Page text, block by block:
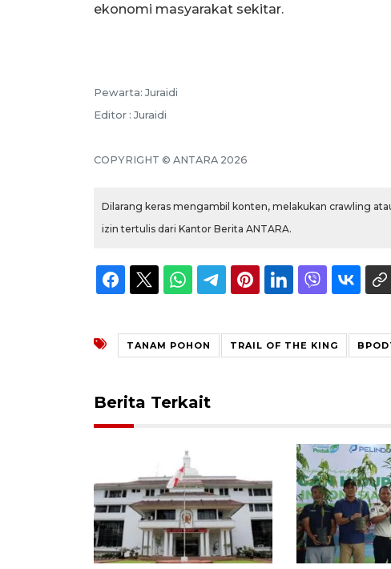
ekonomi masyarakat sekitar.
Pewarta: Juraidi
Editor : Juraidi
COPYRIGHT © ANTARA 2026
Dilarang keras mengambil konten, melakukan crawling
izin tertulis dari Kantor Berita ANTARA.
TANAM POHON TRAIL OF THE KING
Berita Terkait